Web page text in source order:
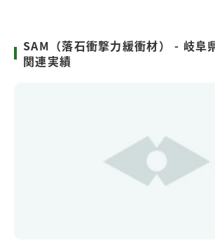
SAM（落石衝撃力緩衝材） - 岐阜
関連実績